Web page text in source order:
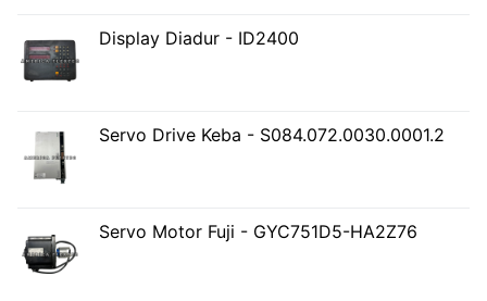
Display Diadur - ID2400
Servo Drive Keba - S084.072.0030.0001.2
Servo Motor Fuji - GYC751D5-HA2Z76